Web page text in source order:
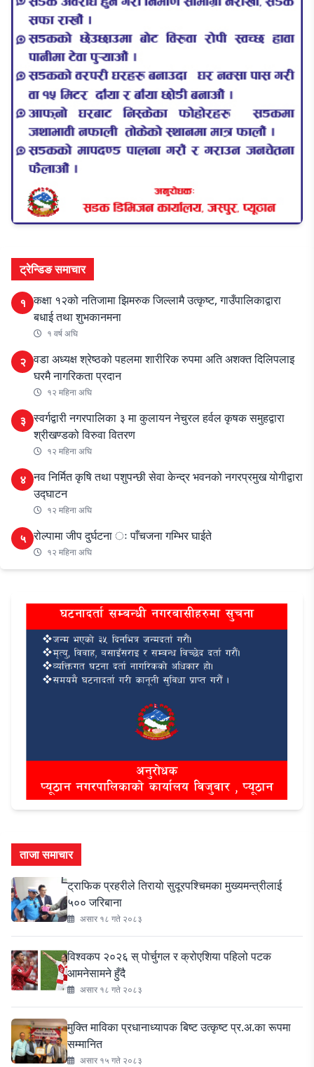
ट्रेन्डिङ समाचार
१ कक्षा १२को नतिजामा झिमरुक जिल्लामै उत्कृष्ट, गाउँपालिकाद्वारा
बधाई तथा शुभकानमना
१ वर्ष अघि
२ वडा अध्यक्ष श्रेष्ठको पहलमा शारीरिक रुपमा अति अशक्त दिलिपलाइ
घरमै नागरिकता प्रदान
१२ महिना अघि
३ स्वर्गद्वारी नगरपालिका ३ मा कुलायन नेचुरल हर्वल कृषक समुहद्वारा
श्रीखण्डको विरुवा वितरण
१२ महिना अघि
४ नव निर्मित कृषि तथा पशुपन्छी सेवा केन्द्र भवनको नगरप्रमुख योगीद्वारा
उद्घाटन
१२ महिना अघि
५ रोल्पामा जीप दुर्घटना ः पाँचजना गम्भिर घाईते
१२ महिना अघि
ताजा समाचार
ट्राफिक प्रहरीले तिरायो सुदूरपश्चिमका मुख्यमन्त्रीलाई
५०० जरिबाना
असार १८ गते २०८३
विश्वकप २०२६ स् पोर्चुगल र क्रोएशिया पहिलो पटक
आमनेसामने हुँदै
असार १८ गते २०८३
मुक्ति माविका प्रधानाध्यापक बिष्ट उत्कृष्ट प्र.अ.का रूपमा
सम्मानित
असार १५ गते २०८३